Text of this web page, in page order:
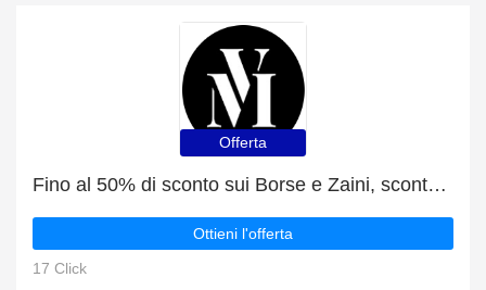
Offerta
Fino al 50% di sconto sui Borse e Zaini, sconto enorme, compra ora!
Ottieni l'offerta
17 Click